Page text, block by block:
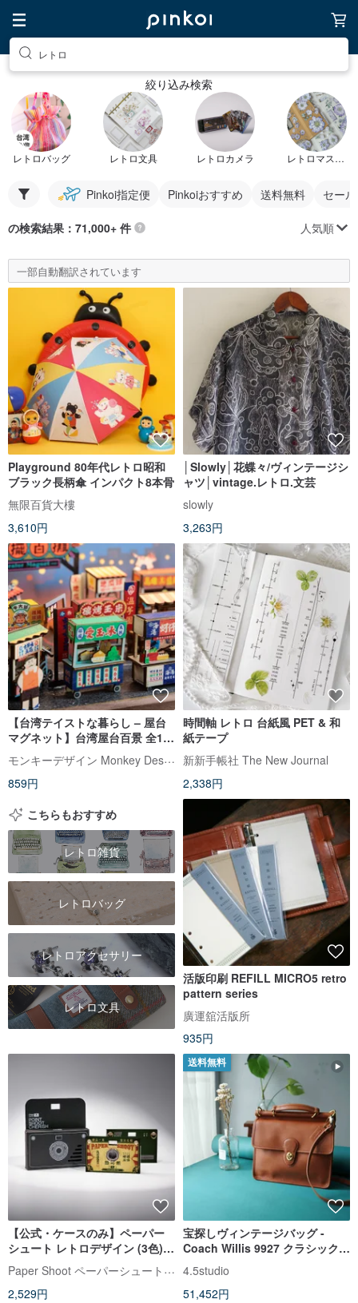
レトロ
絞り込み検索
レトロバッグ レトロ文具 レトロカメラ レトロマスキングテープ
Pinkoi指定便 Pinkoiおすすめ 送料無料 セー
の検索結果：71,000+ 件 人気順
一部自動翻訳されています
Playground 80年代レトロ昭和
ブラック長柄傘 インパクト8本骨
無限百貨大樓
3,610円
│Slowly│花蝶々/ヴィンテージシ
ャツ│vintage.レトロ.文芸
slowly
3,263円
【台湾テイストな暮らし – 屋台
マグネット】台湾屋台百景 全15
種 マグネット/レトロ/ミニチュア
モデル
モンキーデザイン Monkey Design
859円
時間軸 レトロ 台紙風 PET & 和
紙テープ
新新手帳社 The New Journal
2,338円
こちらもおすすめ
レトロ雑貨
レトロバッグ
レトロアクセサリー
レトロ文具
活版印刷 REFILL MICRO5 retro
pattern series
廣運舘活版所
935円
【公式・ケースのみ】ペーパー
シュート レトロデザイン (3色)
PaperShoot
Paper Shoot ペーパーシュート【公式】
2,529円
送料無料
宝探しヴィンテージバッグ -
Coach Willis 9927 クラシック
90年代キャラメルブラウンカウ
レザーハンド＆ショルダーバッ
グ
4.5studio
51,452円